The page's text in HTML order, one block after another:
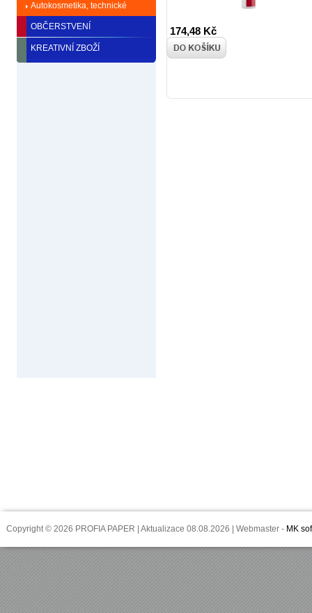
Autokosmetika, technické
kapaliny
OBČERSTVENÍ
KREATIVNÍ ZBOŽÍ
174,48 Kč
Copyright © 2026 PROFIA PAPER | Aktualizace 08.08.2026 | Webmaster - MK